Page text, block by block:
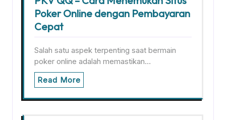
Poker Online dengan Pembayaran
Cepat
Salah satu aspek terpenting saat bermain
poker online adalah memastikan…
Read More